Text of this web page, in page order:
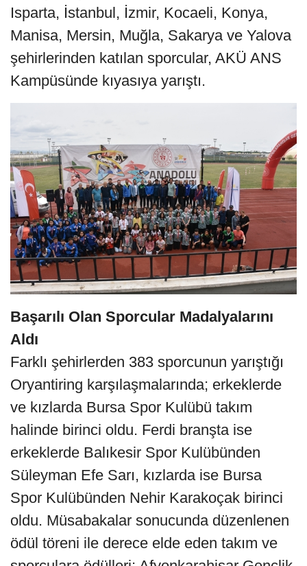
Isparta, İstanbul, İzmir, Kocaeli, Konya,
Manisa, Mersin, Muğla, Sakarya ve Yalova
şehirlerinden katılan sporcular, AKÜ ANS
Kampüsünde kıyasıya yarıştı.
Başarılı Olan Sporcular Madalyalarını
Aldı
Farklı şehirlerden 383 sporcunun yarıştığı
Oryantiring karşılaşmalarında; erkeklerde
ve kızlarda Bursa Spor Kulübü takım
halinde birinci oldu. Ferdi branşta ise
erkeklerde Balıkesir Spor Kulübünden
Süleyman Efe Sarı, kızlarda ise Bursa
Spor Kulübünden Nehir Karakoçak birinci
oldu. Müsabakalar sonucunda düzenlenen
ödül töreni ile derece elde eden takım ve